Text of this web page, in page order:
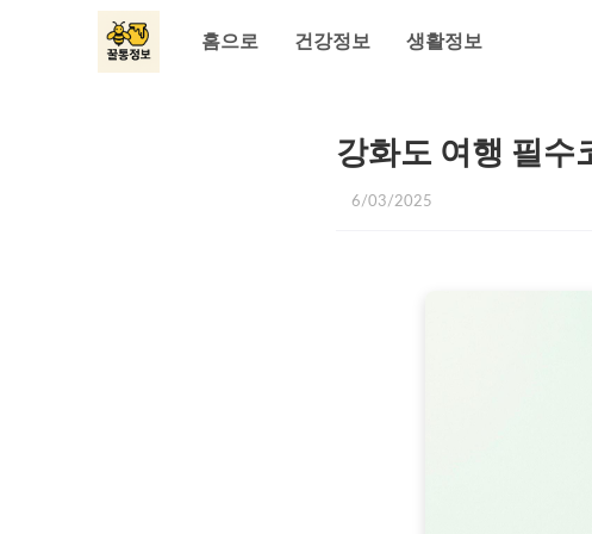
홈으로 건강정보 생활정보
강화도 여행 필수
6/03/2025